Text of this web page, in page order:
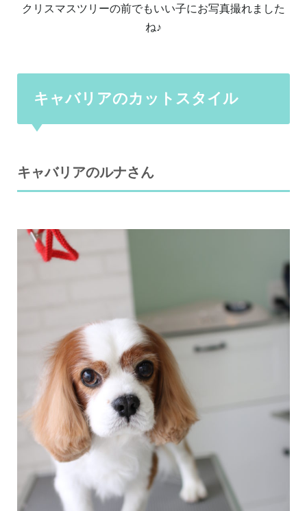
クリスマスツリーの前でもいい子にお写真撮れました
ね♪
キャバリアのカットスタイル
キャバリアのルナさん